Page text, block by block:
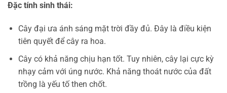
Đặc tính sinh thái:
Cây đại ưa ánh sáng mặt trời đầy đủ. Đây là điều kiện
tiên quyết để cây ra hoa.
Cây có khả năng chịu hạn tốt. Tuy nhiên, cây lại cực kỳ
nhạy cảm với úng nước. Khả năng thoát nước của đất
trồng là yếu tố then chốt.